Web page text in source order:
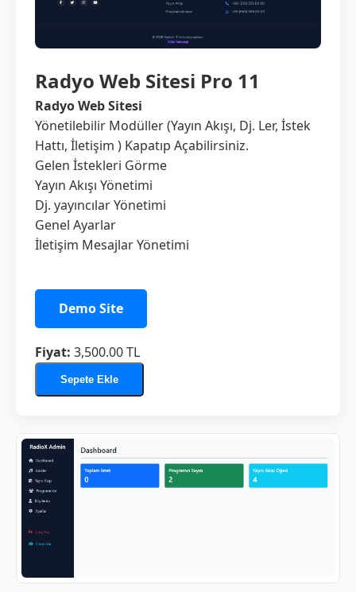
Radyo Web Sitesi Pro 11
Radyo Web Sitesi
Yönetilebilir Modüller (Yayın Akışı, Dj. Ler, İstek
Hattı, İletişim ) Kapatıp Açabilirsiniz.
Gelen İstekleri Görme
Yayın Akışı Yönetimi
Dj. yayıncılar Yönetimi
Genel Ayarlar
İletişim Mesajlar Yönetimi
Demo Site
Fiyat: 3,500.00 TL
Sepete Ekle